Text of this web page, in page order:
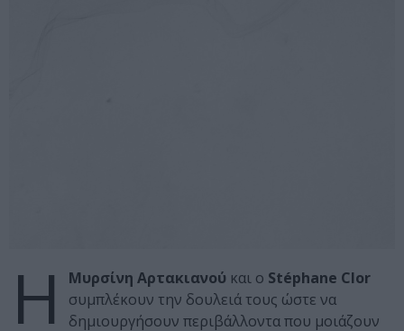
Η Μυρσίνη Αρτακιανού και ο Stéphane Clor
συμπλέκουν την δουλειά τους ώστε να
δημιουργήσουν περιβάλλοντα που μοιάζουν